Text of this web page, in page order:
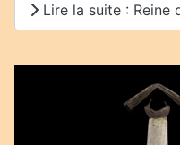
Lire la suite : Reine